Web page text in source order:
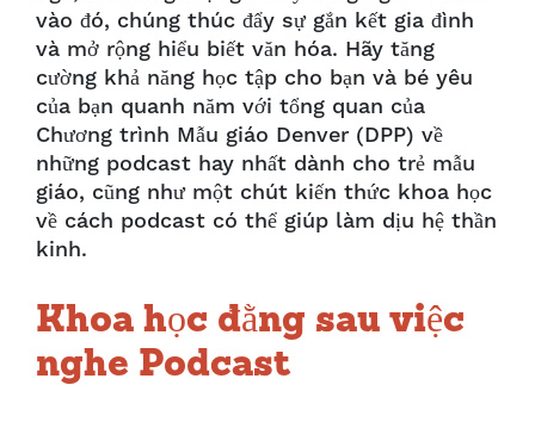
vào đó, chúng thúc đẩy sự gắn kết gia đình
và mở rộng hiểu biết văn hóa. Hãy tăng
cường khả năng học tập cho bạn và bé yêu
của bạn quanh năm với tổng quan của
Chương trình Mẫu giáo Denver (DPP) về
những podcast hay nhất dành cho trẻ mẫu
giáo, cũng như một chút kiến thức khoa học
về cách podcast có thể giúp làm dịu hệ thần
kinh.
Khoa học đằng sau việc
nghe Podcast